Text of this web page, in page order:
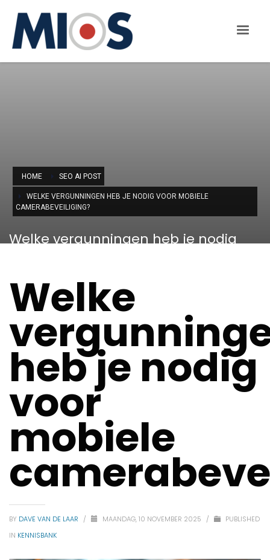
HOME SEO AI POST
WELKE VERGUNNINGEN HEB JE NODIG VOOR MOBIELE
CAMERABEVEILIGING?
Welke vergunningen heb je nodig
Welke
heb je nodig
voor
mobiele
BY DAVE VAN DE LAAR / MAANDAG, 10 NOVEMBER 2025 /
PUBLISHED
IN KENNISBANK